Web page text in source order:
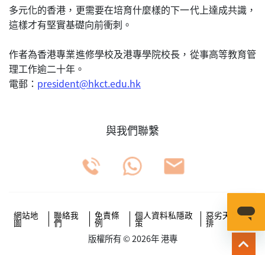
多元化的香港，更需要在培育什麼樣的下一代上達成共識，
這樣才有堅實基礎向前衝刺。
作者為香港專業進修學校及港專學院校長，從事高等教育管
理工作逾二十年。
電郵： president@hkct.edu.hk
與我們聯繫
網站地
圖
聯絡我
們
免責條
例
個人資料私隱政
策
惡劣天氣安
排
版權所有 © 2026年 港專